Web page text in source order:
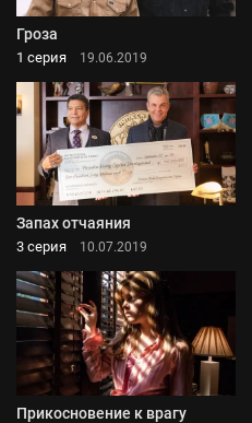
Гроза
1 серия 19.06.2019
Запах отчаяния
3 серия 10.07.2019
Прикосновение к врагу